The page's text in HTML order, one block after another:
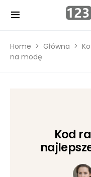
Home Główna
na modę
Kod